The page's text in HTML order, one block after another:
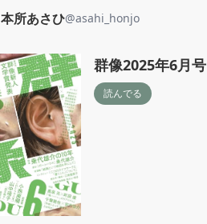
本所あさひ@asahi_honjo
群像2025年6月号
読んでる